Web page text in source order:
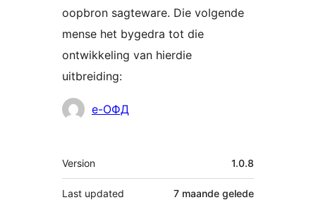
oopbron sagteware. Die volgende
mense het bygedra tot die
ontwikkeling van hierdie
uitbreiding:
Contributors
е-ОФД
Meta
Version 1.0.8
Last updated 7 maande gelede